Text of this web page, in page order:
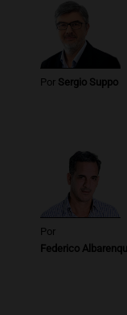
Audio.
Cayetano
Noticias
Por Sergio Suppo
Por
Federico